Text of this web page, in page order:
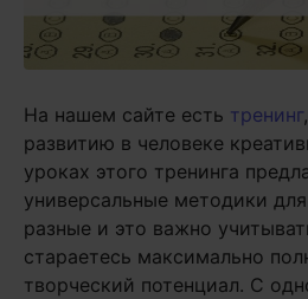
На нашем сайте есть тренинг
развитию в человеке
уроках этого тренинга
универсальные методики
разные и это важно
стараетесь максимально
творческий потенциал. С